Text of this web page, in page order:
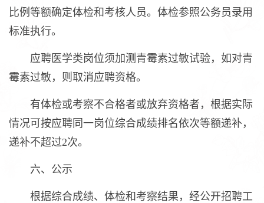
比例等额确定体检和考核人员。体检参照公务员录用
标准执行。
应聘医学类岗位须加测青霉素过敏试验，如对青
霉素过敏，则取消应聘资格。
有体检或考察不合格者或放弃资格者，根据实际
情况可按应聘同一岗位综合成绩排名依次等额递补，
递补不超过2次。
六、公示
根据综合成绩、体检和考察结果，经公开招聘工